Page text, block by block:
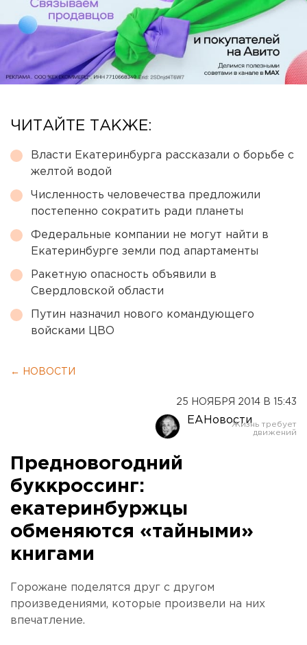
ЧИТАЙТЕ ТАКЖЕ:
Власти Екатеринбурга рассказали о борьбе с
желтой водой
Численность человечества предложили
постепенно сократить ради планеты
Федеральные компании не могут найти в
Екатеринбурге земли под апартаменты
Ракетную опасность объявили в
Свердловской области
Путин назначил нового командующего
войсками ЦВО
← НОВОСТИ
25 НОЯБРЯ 2014 В 15:43
ЕАНовости
Предновогодний
буккроссинг:
екатеринбуржцы
обменяются «тайными»
книгами
Горожане поделятся друг с другом
произведениями, которые произвели на них
впечатление.